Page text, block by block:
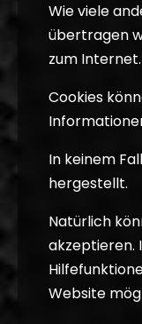
Wie viele
übertragen
zum Internet.
Cookies
In keinem
hergestellt.
Natürlich
akzeptieren.
Website